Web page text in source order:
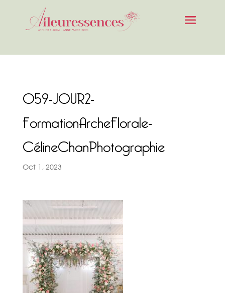
059-JOUR2-
FormationArcheFlorale-
CélineChanPhotographie
Oct 1, 2023